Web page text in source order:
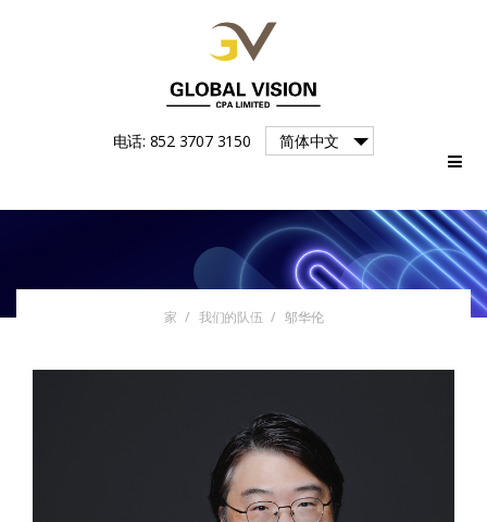
Global
Vision
电话: 852 3707 3150 简体中文
家 / 我们的队伍 / 邬华伦